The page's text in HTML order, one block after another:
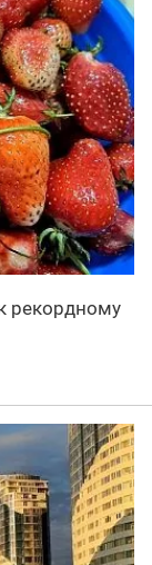
рекордному